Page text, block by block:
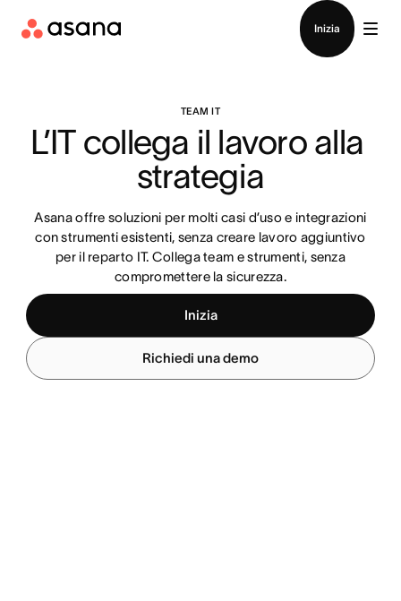
Inizia
TEAM IT
L’IT collega il lavoro alla
strategia
Asana offre soluzioni per molti casi d’uso e integrazioni
con strumenti esistenti, senza creare lavoro aggiuntivo
per il reparto IT. Collega team e strumenti, senza
compromettere la sicurezza.
Inizia
Richiedi una demo